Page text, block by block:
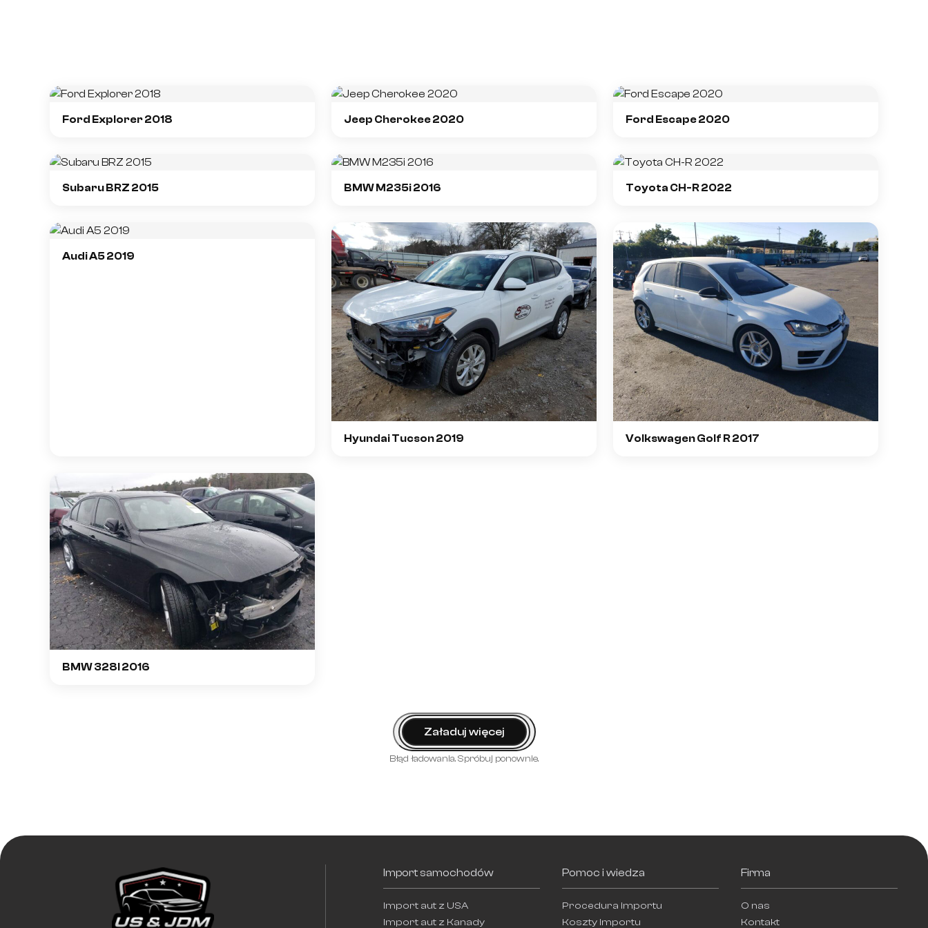
Ford Explorer 2018 Jeep Cherokee 2020 Ford Escape 2020
Subaru BRZ 2015 BMW M235i 2016 Toyota CH-R 2022
Audi A5 2019
Hyundai Tucson 2019 Volkswagen Golf R 2017
BMW 328I 2016
Załaduj więcej
Błąd ładowania. Spróbuj ponownie.
Import samochodów
Import aut z USA
Import aut z Kanady
Pomoc i wiedza
Procedura importu
Koszty importu
Firma
O nas
Kontakt